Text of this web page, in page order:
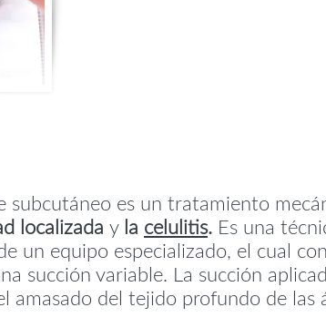
subcutáneo es un tratamiento
localizada y la celulitis. Es una
un equipo especializado, el cual
succión variable. La succión
amasado del tejido profundo de las